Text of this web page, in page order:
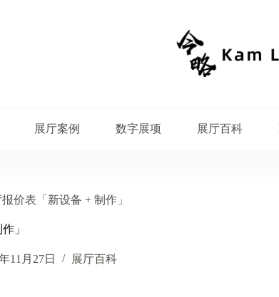
展厅案例 数字展项 展厅百科
价表「新设备 + 制作」
」
11月27日 展厅百科